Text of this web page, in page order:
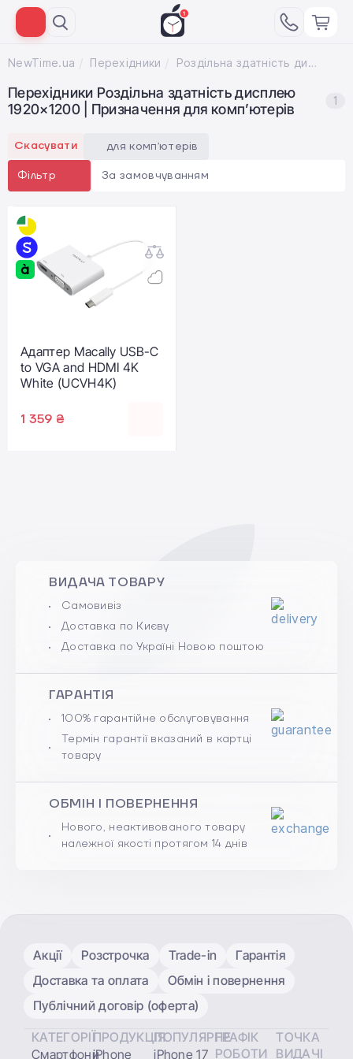
NewTime.ua Перехідники Роздільна здатність дисплею 1920×1200; Призначення для компʼютерів
Перехідники Роздільна здатність дисплею
1920×1200 | Призначення для компʼютерів
1
Скасувати для компʼютерів
Фільтр За замовчуванням
Адаптер Macally USB-C
to VGA and HDMI 4K
White (UCVH4K)
1 359 ₴
ВИДАЧА ТОВАРУ
Самовивіз
Доставка по Києву
Доставка по Україні Новою поштою
ГАРАНТІЯ
100% гарантійне обслуговування
Термін гарантії вказаний в картці
товару
ОБМІН І ПОВЕРНЕННЯ
Нового, неактивованого товару
належної якості протягом 14 днів
Акції Розстрочка Trade-in
Гарантія
Доставка та оплата
Обмін і повернення
Публічний договір (оферта)
КАТЕГОРІЇ
Смартфони
ПРОДУКЦІЯ
iPhone
ПОПУЛЯРНЕ
iPhone 17
ГРАФІК
РОБОТИ
ТОЧКА
ВИДАЧІ